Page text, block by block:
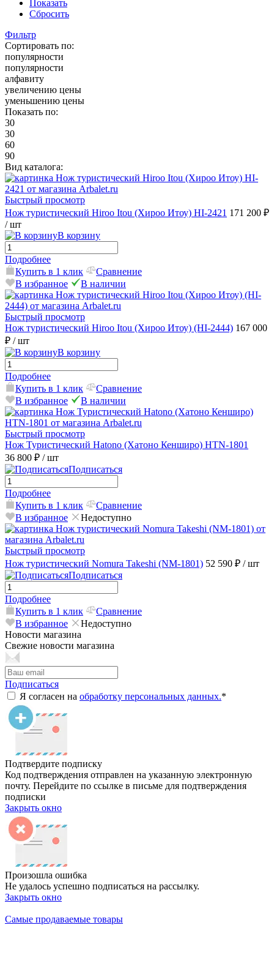
Показать
Сбросить
Фильтр
Сортировать по:
популярности
популярности
алфавиту
увеличению цены
уменьшению цены
Показать по:
30
30
60
90
Вид каталога:
Быстрый просмотр
Нож туристический Hiroo Itou (Хироо Итоу) HI-2421 171 200 ₽
/ шт
В корзину
Подробнее
Купить в 1 клик
Сравнение
В избранное
В наличии
Быстрый просмотр
Нож туристический Hiroo Itou (Хироо Итоу) (HI-2444) 167 000
₽ / шт
В корзину
Подробнее
Купить в 1 клик
Сравнение
В избранное
В наличии
Быстрый просмотр
Нож Туристический Hatono (Хатоно Кенширо) HTN-1801
36 800 ₽ / шт
Подписаться
Подробнее
Купить в 1 клик
Сравнение
В избранное
Недоступно
Быстрый просмотр
Нож туристический Nomura Takeshi (NM-1801) 52 590 ₽ / шт
Подписаться
Подробнее
Купить в 1 клик
Сравнение
В избранное
Недоступно
Новости магазина
Свежие новости магазина
Подписаться
Я согласен на обработку персональных данных.*
Подтвердите подписку
Код подтверждения отправлен на указанную электронную
почту. Перейдите по ссылке в письме для подтверждения
подписки
Закрыть окно
Произошла ошибка
Не удалось успешно подписаться на рассылку.
Закрыть окно
Самые продаваемые товары